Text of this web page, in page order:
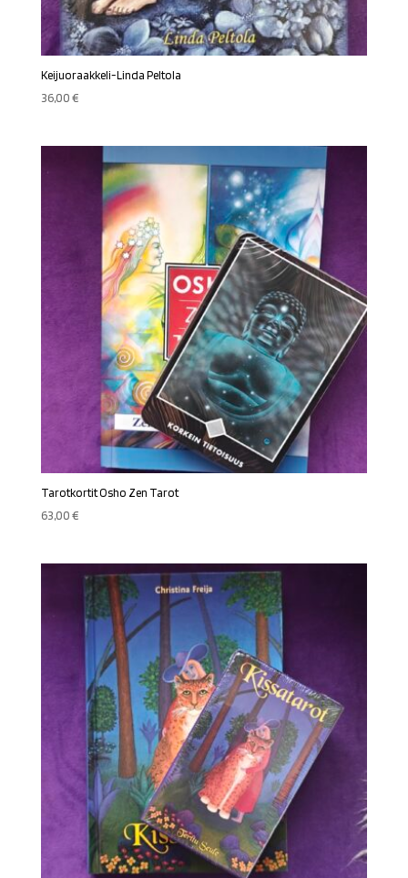
Keijuoraakkeli-Linda Peltola
36,00€
Tarotkortit Osho Zen Tarot
63,00€